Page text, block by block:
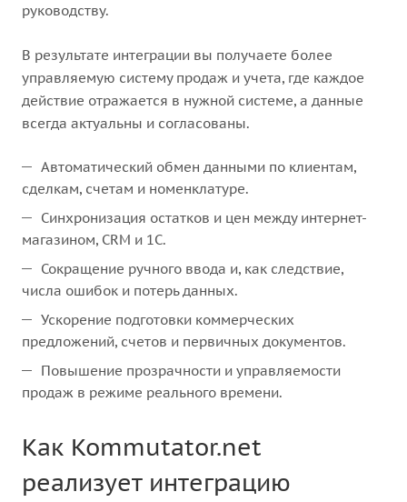
руководству.
В результате интеграции вы получаете более
управляемую систему продаж и учета, где каждое
действие отражается в нужной системе, а данные
всегда актуальны и согласованы.
Автоматический обмен данными по клиентам,
сделкам, счетам и номенклатуре.
Синхронизация остатков и цен между интернет-
магазином, CRM и 1С.
Сокращение ручного ввода и, как следствие,
числа ошибок и потерь данных.
Ускорение подготовки коммерческих
предложений, счетов и первичных документов.
Повышение прозрачности и управляемости
продаж в режиме реального времени.
Как Kommutator.net
реализует интеграцию